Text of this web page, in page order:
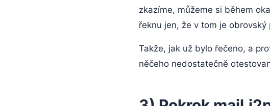
zkazíme, můžeme si během
řeknu jen, že v tom je
Takže, jak už bylo řečeno, a
něčeho nedostatečně